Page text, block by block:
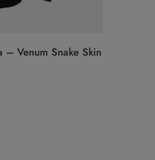
– Venum Snake Skin